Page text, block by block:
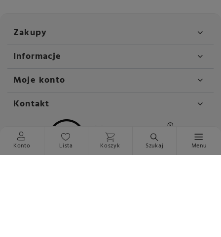
Zakupy
Informacje
Moje konto
Kontakt
Konto Lista Koszyk Szukaj Menu